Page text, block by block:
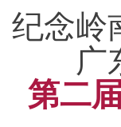
纪念岭
广
第二